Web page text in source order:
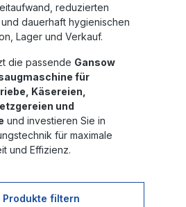
reduzierten
dauerhaft hygienischen
Lager und Verkauf.
die passende Gansow
für
Käsereien,
und
und investieren Sie in
für maximale
und Effizienz.
Produkte filtern